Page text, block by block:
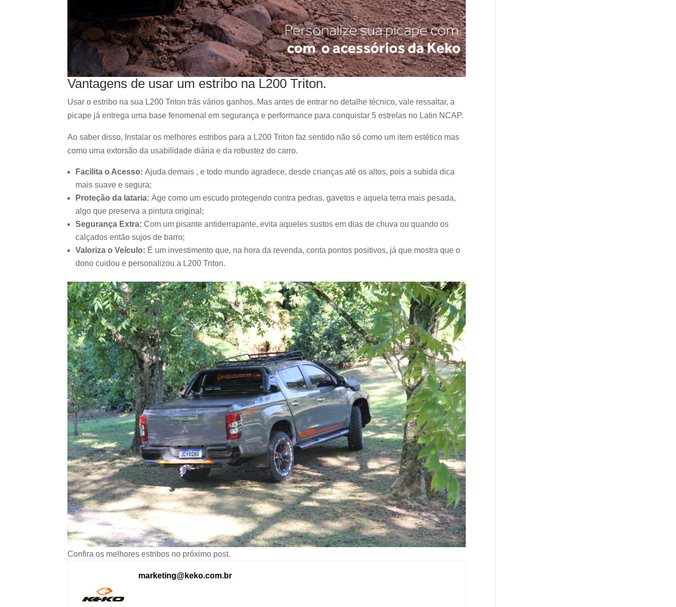
Vantagens de usar um estribo na L200 Triton.
Usar o estribo na sua L200 Triton trás vários ganhos. Mas antes de entrar no detalhe técnico, vale ressaltar, a
picape já entrega uma base fenomenal em segurança e performance para conquistar 5 estrelas no Latin NCAP.
Ao saber disso, Instalar os melhores estribos para a L200 Triton faz sentido não só como um item estético mas
como uma extorsão da usabilidade diária e da robustez do carro.
Facilita o Acesso:Ajuda demais , e todo mundo agradece, desde crianças até os altos, pois a subida dica
mais suave e segura;
Proteção da lataria:Age como um escudo protegendo contra pedras, gavetos e aquela terra mais pesada,
algo que preserva a pintura original;
Segurança Extra: Com um pisante antiderrapante, evita aqueles sustos em dias de chuva ou quando os
calçados então sujos de barro;
Valoriza o Veículo: É um investimento que, na hora da revenda, conta pontos positivos, já que mostra que o
dono cuidou e personalizou a L200 Triton.
Confira os melhores estribos no próximo post.
marketing@keko.com.br